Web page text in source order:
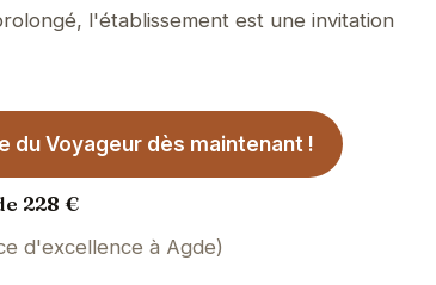
l'établissement est une invitation
du Voyageur dès maintenant !
228 €
d'excellence à Agde)